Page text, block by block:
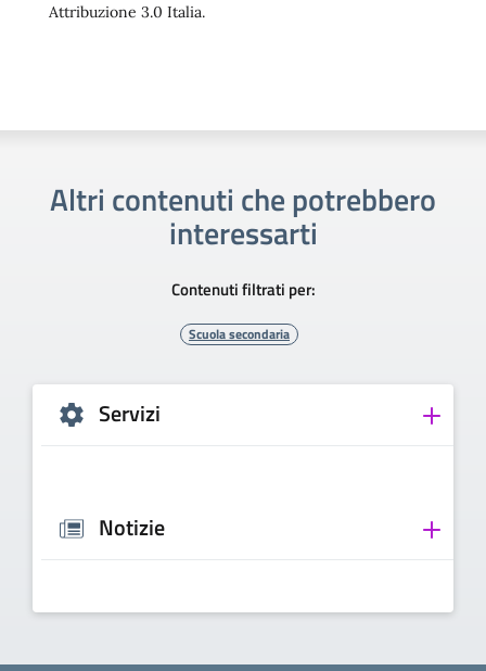
Attribuzione 3.0 Italia.
Altri contenuti che potrebbero
interessarti
Contenuti filtrati per:
Scuola secondaria
Servizi
Notizie